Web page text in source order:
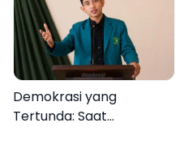
Demokrasi yang
Tertunda: Saat